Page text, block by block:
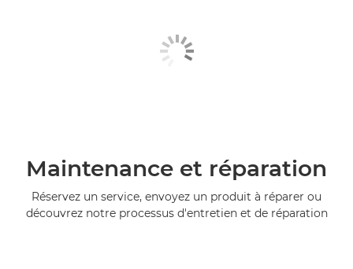
Maintenance et réparation
Réservez un service, envoyez un produit à réparer ou
découvrez notre processus d'entretien et de réparation